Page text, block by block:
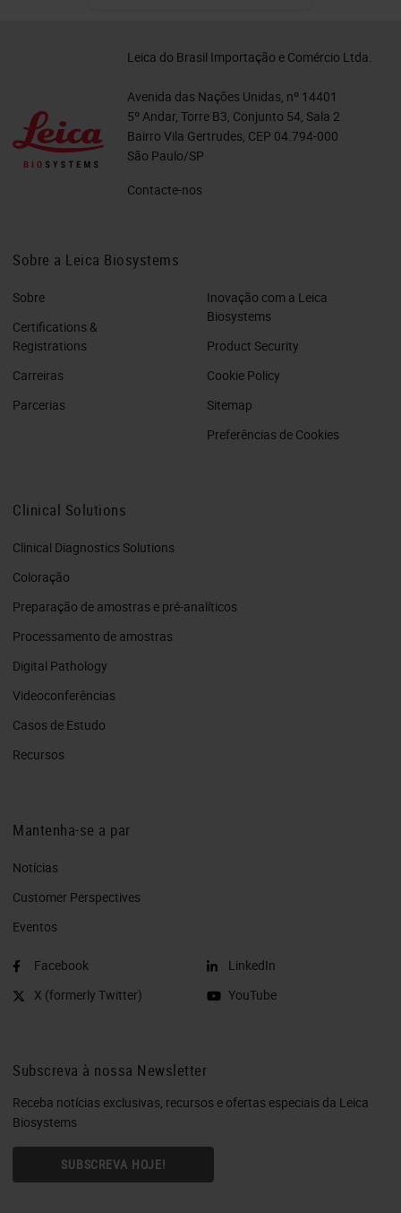
Leica do Brasil Importação e Comércio Ltda.
Avenida das Nações Unidas, nº 14401
5º Andar, Torre B3, Conjunto 54, Sala 2
Bairro Vila Gertrudes, CEP 04.794-000
São Paulo/SP
Contacte-nos
Sobre a Leica Biosystems
Sobre
Certifications &
Registrations
Carreiras
Parcerias
Inovação com a Leica
Biosystems
Product Security
Cookie Policy
Sitemap
Preferências de Cookies
Clinical Solutions
Clinical Diagnostics Solutions
Coloração
Preparação de amostras e pré-analíticos
Processamento de amostras
Digital Pathology
Videoconferências
Casos de Estudo
Recursos
Mantenha-se a par
Notícias
Customer Perspectives​
Eventos
Facebook
X (formerly Twitter)
LinkedIn
YouTube
Subscreva à nossa Newsletter
Receba notícias exclusivas, recursos e ofertas especiais da Leica
Biosystems
SUBSCREVA HOJE!